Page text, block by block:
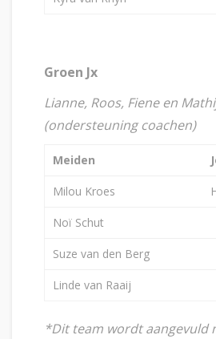
Groen Jx
Lianne, Roos, Fiene en
(ondersteuning coachen)
Meiden
Milou Kroes
Noï Schut
Suze van den Berg
Linde van Raaij
*Dit team wordt aangevuld